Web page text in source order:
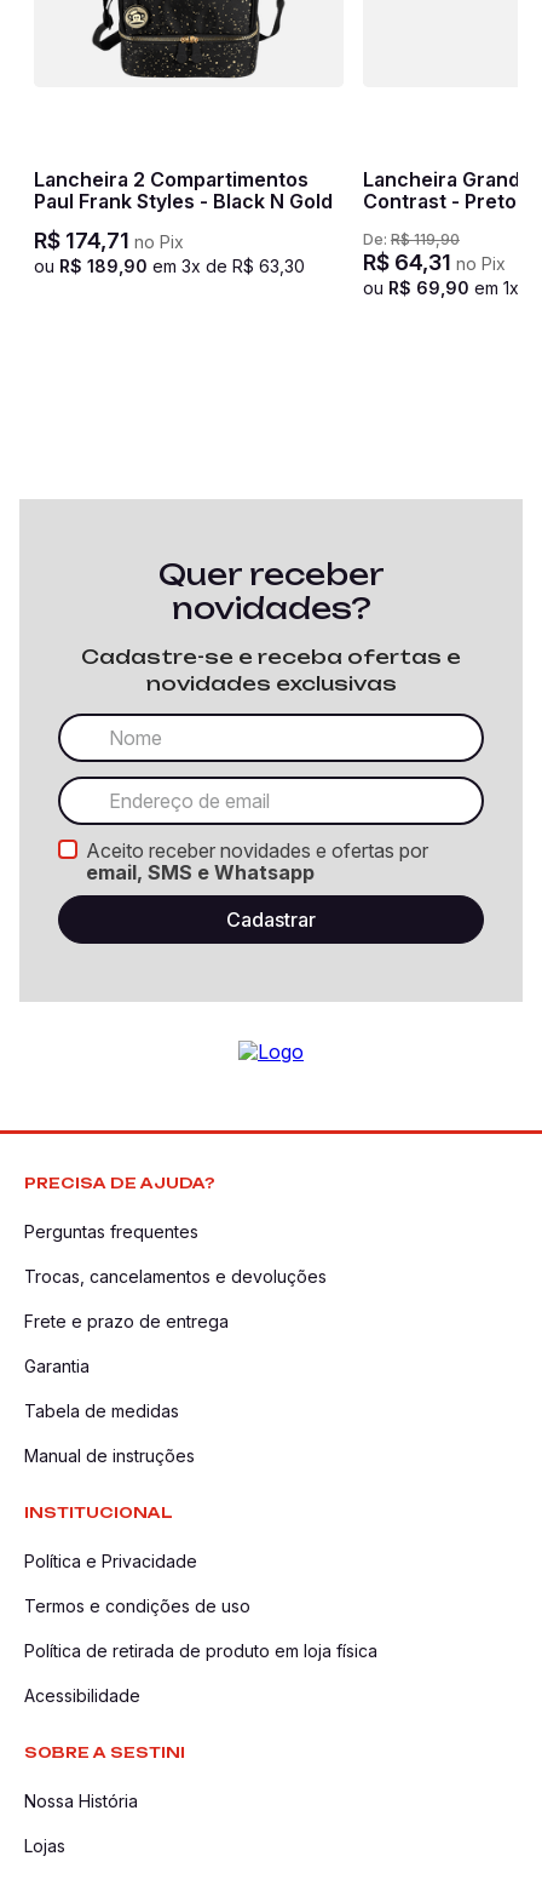
Lancheira 2 Compartimentos
Paul Frank Styles - Black N Gold
R$ 174,71 no Pix
ou R$ 189 90 em 3x de R$ 63 30
Lancheira Grande
Contrast - Preto e
De: R$ 119,90
R$ 64,31 no Pix
ou R$ 69 90 em 1x
Quer receber
novidades?
Cadastre-se e receba ofertas e
novidades exclusivas
Aceito receber novidades e ofertas por
email, SMS e Whatsapp
PRECISA DE AJUDA?
Perguntas frequentes
Trocas, cancelamentos e devoluções
Frete e prazo de entrega
Garantia
Tabela de medidas
Manual de instruções
INSTITUCIONAL
Política e Privacidade
Termos e condições de uso
Política de retirada de produto em loja física
Acessibilidade
SOBRE A SESTINI
Nossa História
Lojas